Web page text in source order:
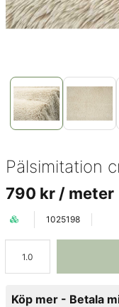
Pälsimitation
790 kr / meter
1025198
Köp mer - Betala